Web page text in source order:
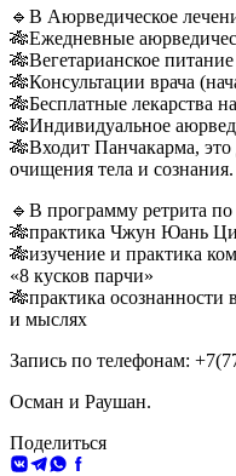
🔹В Аюрведическое
🎋Ежедневные
🎋Вегетарианское
🎋Консультации врача
🎋Бесплатные лекарства
🎋Индивидуальное
🎋Входит Панчакарма,
очищения тела и сознания.
🔹В программу ретрита
🎋практика Чжун Юань
🎋изучение и практика
«8 кусков парчи»
🎋практика осознанности
и мыслях
Запись по телефонам:
Осман и Раушан.
Поделиться
ВКонтакте
Telegram
WhatsApp
Facebook